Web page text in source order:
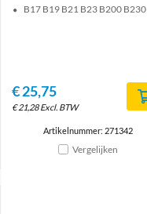
B17 B19 B21 B23 B200 B230
€25,75
€21,28 Excl. BTW
Artikelnummer: 271342
Vergelijken